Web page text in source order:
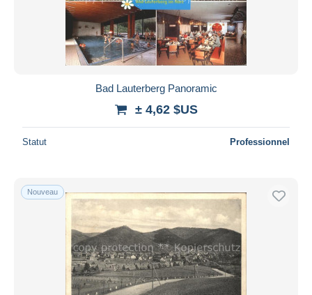
Bad Lauterberg Panoramic
± 4,62 $US
Statut Professionnel
Nouveau